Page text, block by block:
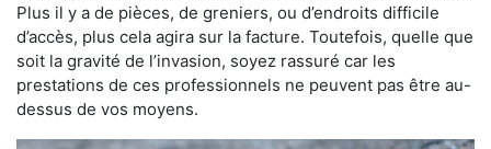
Plus il y a de pièces, de greniers, ou d’endroits difficile
d’accès, plus cela agira sur la facture. Toutefois, quelle que
soit la gravité de l’invasion, soyez rassuré car les
prestations de ces professionnels ne peuvent pas être au-
dessus de vos moyens.